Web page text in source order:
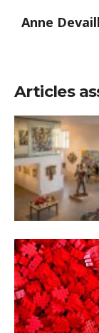
Adresse email*
Nom
Anne
Articles